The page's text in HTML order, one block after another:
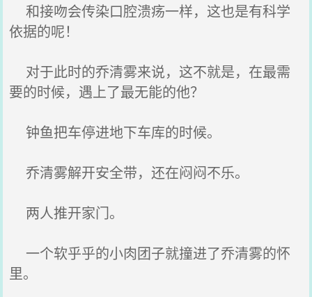
和接吻会传染口腔溃疡一样，这也是有科学
依据的呢！
对于此时的乔清雾来说，这不就是，在最需
要的时候，遇上了最无能的他？
钟鱼把车停进地下车库的时候。
乔清雾解开安全带，还在闷闷不乐。
两人推开家门。
一个软乎乎的小肉团子就撞进了乔清雾的怀
里。